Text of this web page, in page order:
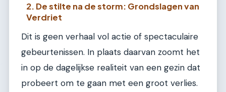
2. De stilte na de storm: Grondslagen van
Verdriet
Dit is geen verhaal vol actie of spectaculaire
gebeurtenissen. In plaats daarvan zoomt het
in op de dagelijkse realiteit van een gezin dat
probeert om te gaan met een groot verlies.